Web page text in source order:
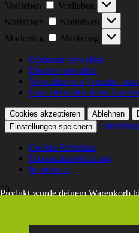
Vorlieben
Vorlieben
Statistiken
Statistiken
Marketing
Marketing
Optionen verwalten
Dienste verwalten
Verwalten von
Lese mehr über diese
Cookies akzeptieren Ablehnen
Einstellungen speichern
Cookie-Richtlinie
Datenschutzerklärung
Impressum
Produktwurde deinem Warenkorb